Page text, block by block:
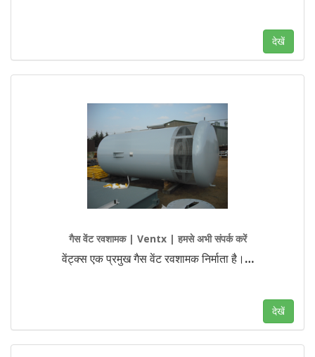
देखें
गैस वेंट रवशामक | Ventx | हमसे अभी संपर्क करें
वेंट्क्स एक प्रमुख गैस वेंट रवशामक निर्माता है। …
देखें